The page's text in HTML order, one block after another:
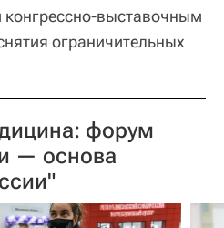
выставочным
ограничительных
форум
— основа